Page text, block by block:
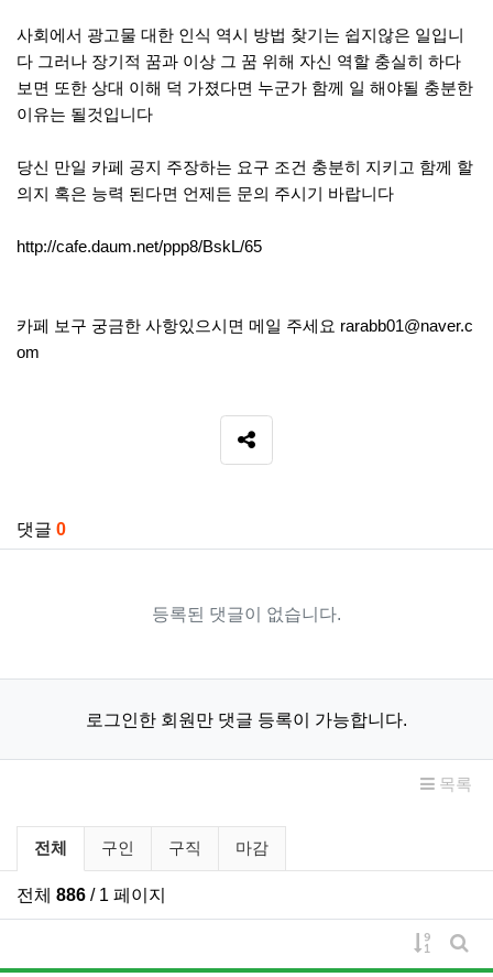
사회에서 광고물 대한 인식 역시 방법 찾기는 쉽지않은 일입니
다 그러나 장기적 꿈과 이상 그 꿈 위해 자신 역할 충실히 하다
보면 또한 상대 이해 덕 가졌다면 누군가 함께 일 해야될 충분한
이유는 될것입니다
당신 만일 카페 공지 주장하는 요구 조건 충분히 지키고 함께 할
의지 혹은 능력 된다면 언제든 문의 주시기 바랍니다
http://cafe.daum.net/ppp8/BskL/65
카페 보구 궁금한 사항있으시면 메일 주세요 rarabb01@naver.c
om
SNS 공유
댓글 0
등록된 댓글이 없습니다.
로그인한 회원만 댓글 등록이 가능합니다.
목록
구인/구직 분류 목록
전체 구인 구직 마감
전체 886 / 1 페이지
게시물
게